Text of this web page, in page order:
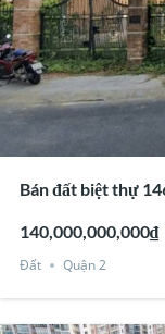
Bán đất biệt thự
140,000,000,000₫
Đất Quận 2